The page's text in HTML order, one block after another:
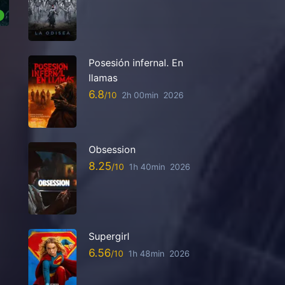
Posesión infernal. En
llamas
6.8 2h 00min 2026
Obsession
8.25 1h 40min 2026
Supergirl
6.56 1h 48min 2026